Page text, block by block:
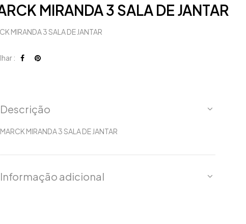
MIRANDA 3 SALA DE JANTAR
MIRANDA 3 SALA DE JANTAR
:
Descrição
MARCK MIRANDA 3 SALA DE JANTAR
Informação adicional